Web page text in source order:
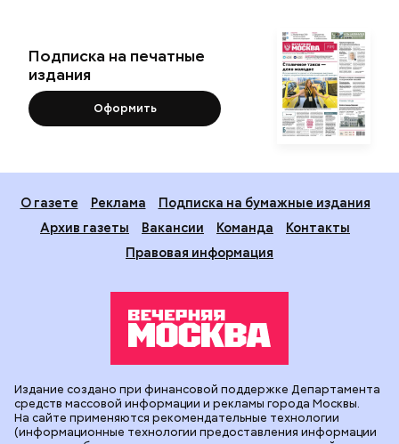
Подписка на печатные
издания
Оформить
О газете Реклама
Подписка на бумажные издания
Архив газеты
Вакансии Команда
Контакты
Правовая информация
Издание создано при финансовой поддержке Департамента
средств массовой информации и рекламы города Москвы.
На сайте применяются рекомендательные технологии
(информационные технологии предоставления информации